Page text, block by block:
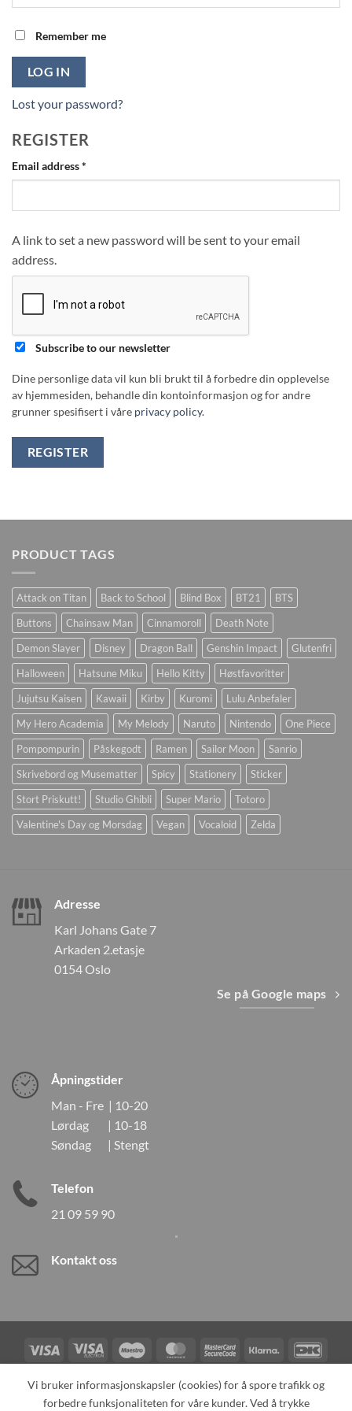
Remember me
LOG IN
Lost your password?
REGISTER
Email address*
A link to set a new password will be sent to your email
address.
Subscribe to our newsletter
Dine personlige data vil kun bli brukt til å forbedre din opplevelse
av hjemmesiden, behandle din kontoinformasjon og for andre
grunner spesifisert i våre privacy policy.
REGISTER
PRODUCT TAGS
Attack on Titan Back to School Blind Box BT21
BTS
Buttons
Chainsaw Man Cinnamoroll
Death Note
Demon Slayer
Disney Dragon Ball Genshin Impact
Glutenfri
Halloween
Hatsune Miku Hello Kitty
Høstfavoritter
Jujutsu Kaisen
Kawaii Kirby Kuromi
Lulu Anbefaler
My Hero Academia
My Melody Naruto Nintendo
One Piece
Pompompurin
Påskegodt Ramen Sailor Moon
Sanrio
Skrivebord og Musematter
Spicy Stationery
Sticker
Stort Priskutt!
Studio Ghibli Super Mario
Totoro
Valentine's Day og Morsdag
Vegan Vocaloid Zelda
Adresse
Karl Johans Gate 7
Arkaden 2.etasje
0154 Oslo
Se på Google maps
Åpningstider
Man - Fre | 10-20
Lørdag | 10-18
Søndag | Stengt
Telefon
21 09 59 90
Kontakt oss
Visa
Visa
Electron
Maestro MasterCardMasterCard
2
Klarna
Card
TILBAKEKALLINGER KONTAKT OSS OM OSS
Vi bruker informasjonskapsler (cookies) for å spore trafikk og
forbedre funksjonaliteten for våre kunder. Ved å trykke